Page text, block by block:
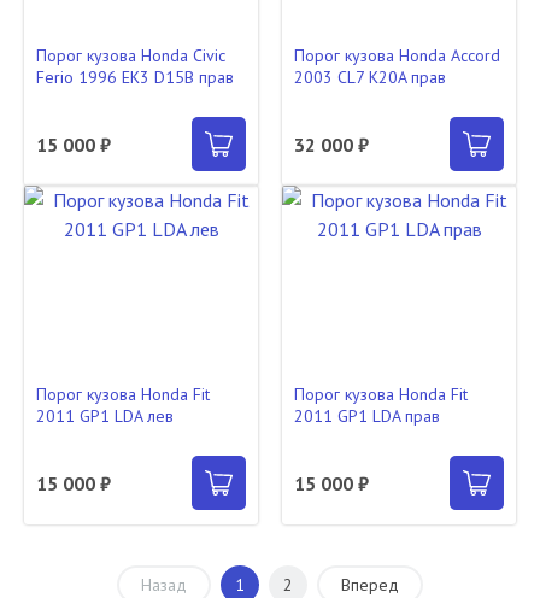
Порог кузова Honda Civic
Ferio 1996 EK3 D15B прав
15 000 ₽
Порог кузова Honda Accord
2003 CL7 K20A прав
32 000 ₽
Порог кузова Honda Fit
2011 GP1 LDA лев
15 000 ₽
Порог кузова Honda Fit
2011 GP1 LDA прав
15 000 ₽
Назад 1 2 Вперед